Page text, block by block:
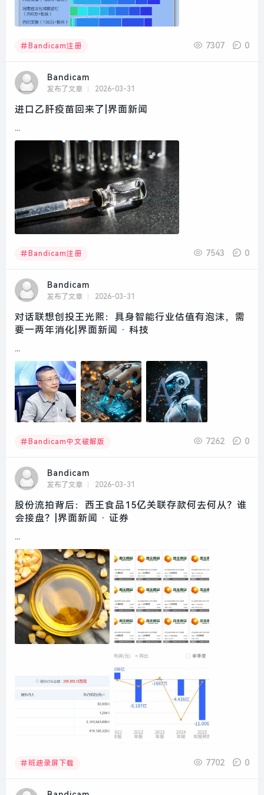
Bandicam注册 7307 0
Bandicam
发布了文章 2026-03-31
进口乙肝疫苗回来了|界面新闻
...
Bandicam注册 7543 0
Bandicam
发布了文章 2026-03-31
对话联想创投王光熙：具身智能行业估值有泡沫，需
要一两年消化|界面新闻 · 科技
...
Bandicam中文破解版 7262 0
Bandicam
发布了文章 2026-03-31
股份流拍背后：西王食品15亿关联存款何去何从？谁
会接盘？|界面新闻 · 证券
...
班迪录屏下载 7702 0